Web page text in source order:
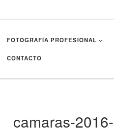
FOTOGRAFÍA PROFESIONAL
CONTACTO
camaras-